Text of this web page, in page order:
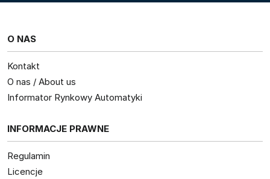
O NAS
Kontakt
O nas / About us
Informator Rynkowy Automatyki
INFORMACJE PRAWNE
Regulamin
Licencje